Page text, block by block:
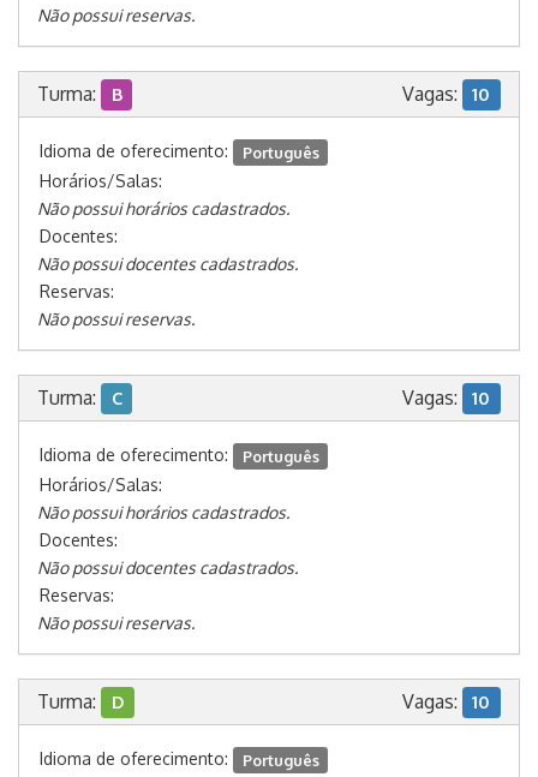
Não possui reservas.
Turma: B Vagas: 10
Idioma de oferecimento: Português
Horários/Salas:
Não possui horários cadastrados.
Docentes:
Não possui docentes cadastrados.
Reservas:
Não possui reservas.
Turma: C Vagas: 10
Idioma de oferecimento: Português
Horários/Salas:
Não possui horários cadastrados.
Docentes:
Não possui docentes cadastrados.
Reservas:
Não possui reservas.
Turma: D Vagas: 10
Idioma de oferecimento: Português